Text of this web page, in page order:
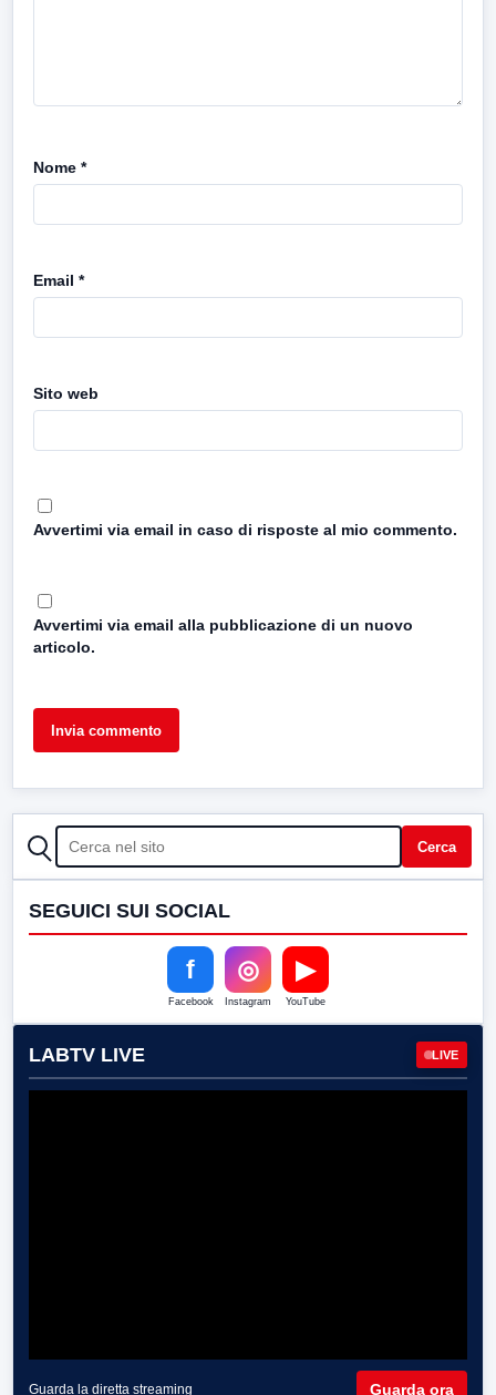
Nome *
Email *
Sito web
Avvertimi via email in caso di risposte al mio commento.
Avvertimi via email alla pubblicazione di un nuovo
articolo.
CERCA Cerca
SEGUICI SUI SOCIAL
f
Facebook
◎
Instagram
▶
YouTube
LABTV LIVE LIVE
Guarda la diretta streaming Guarda ora